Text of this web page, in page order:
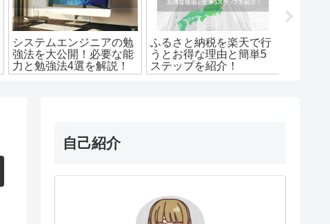
システムエンジニアの勉
強法を大公開！必要な能
力と勉強法4選を解説！
ふるさと納税を楽天で行
うとお得な理由と簡単5
ステップを紹介！
自己紹介